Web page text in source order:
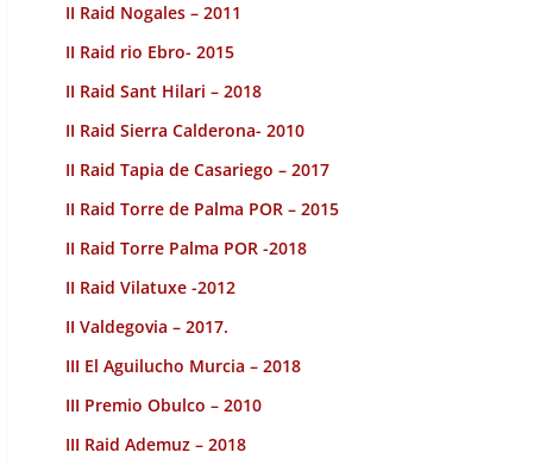
II Raid Nogales – 2011
II Raid rio Ebro- 2015
II Raid Sant Hilari – 2018
II Raid Sierra Calderona- 2010
II Raid Tapia de Casariego – 2017
II Raid Torre de Palma POR – 2015
II Raid Torre Palma POR -2018
II Raid Vilatuxe -2012
II Valdegovia – 2017.
III El Aguilucho Murcia – 2018
III Premio Obulco – 2010
III Raid Ademuz – 2018